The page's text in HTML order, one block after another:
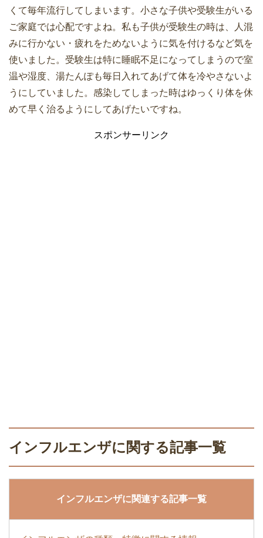
くて毎年流行してしまいます。小さな子供や受験生がいる
ご家庭では心配ですよね。私も子供が受験生の時は、人混
みに行かない・疲れをためないように気を付けるなど気を
使いました。受験生は特に睡眠不足になってしまうので室
温や湿度、湯たんぽも毎日入れてあげて体を冷やさないよ
うにしていました。感染してしまった時はゆっくり体を休
めて早く治るようにしてあげたいですね。
スポンサーリンク
インフルエンザに関する記事一覧
インフルエンザに関連する記事一覧